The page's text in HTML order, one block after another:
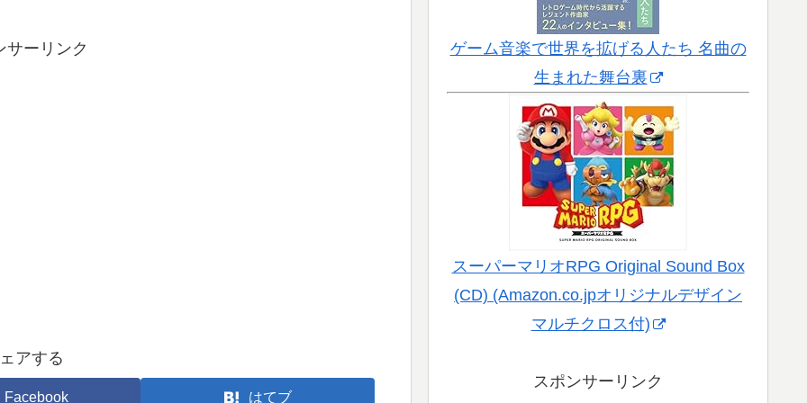
サーリンク
アする
Facebook はてブ
ゲーム音楽で世界を拡げる人たち 名曲の
生まれた舞台裏
スーパーマリオRPG Original Sound Box
(CD) (Amazon.co.jpオリジナルデザイン
マルチクロス付)
スポンサーリンク